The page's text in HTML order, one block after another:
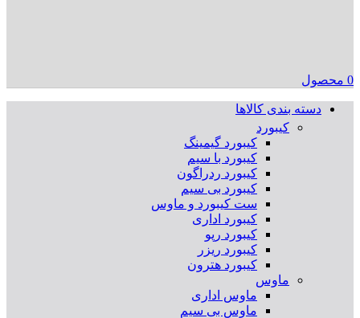
0 محصول
دسته بندی کالاها
کیبورد
کیبورد گیمینگ
کیبورد با سیم
کیبورد ردراگون
کیبورد بی سیم
ست کیبورد و ماوس
کیبورد اداری
کیبورد رپو
کیبورد ریزر
کیبورد هترون
ماوس
ماوس اداری
ماوس بی سیم